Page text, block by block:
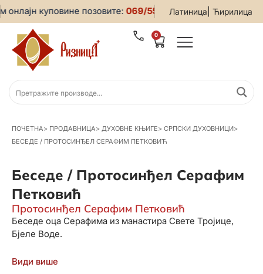
Латиница Ћирилица
куповине позовите:069/5599-019• За све
0
ПОЧЕТНА> ПРОДАВНИЦА> ДУХОВНЕ КЊИГЕ> СРПСКИ ДУХОВНИЦИ>
БЕСЕДЕ / ПРОТОСИНЂЕЛ СЕРАФИМ ПЕТКОВИЋ
Беседе / Протосинђел Серафим
Петковић
Протосинђел Серафим Петковић
Беседе оца Серафима из манастира Свете Тројице,
Бјеле Воде.
Види више